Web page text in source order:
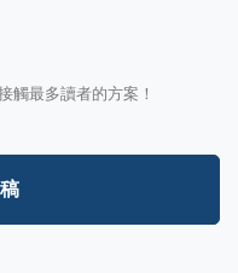
觸最多讀者的方案！